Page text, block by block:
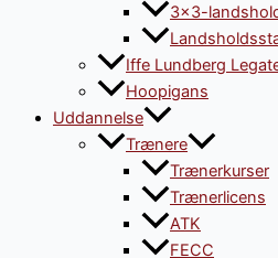
3×3-
Iffe Lundberg
Hoopigans
Uddannelse
Trænere
Trænerkurser
Trænerlicens
ATK
FECC